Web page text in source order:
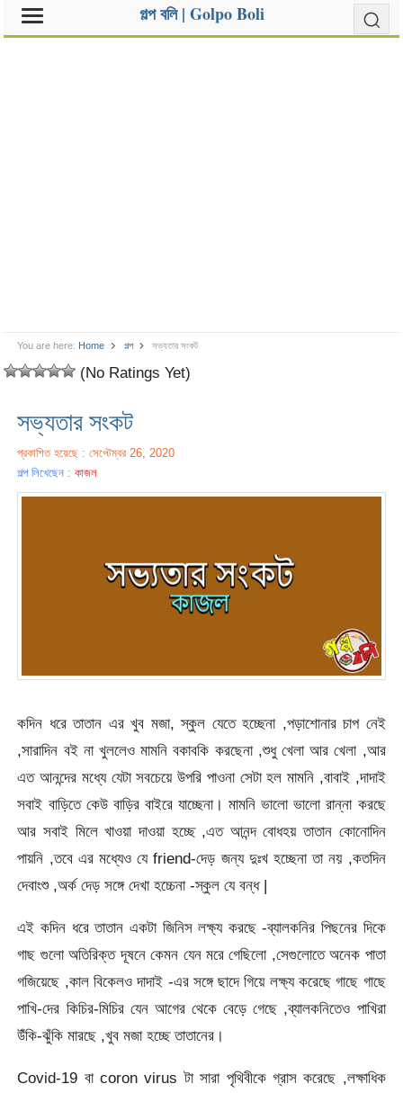
গল্প বলি | Golpo Boli
You are here: Home গল্প সভ্যতার সংকট
(No Ratings Yet)
সভ্যতার সংকট
প্রকাশিত হয়েছে : সেপ্টেম্বর 26, 2020
গল্প লিখেছেন :কাজল
কদিন ধরে তাতান এর খুব মজা, স্কুল যেতে হচ্ছেনা ,পড়াশোনার চাপ নেই
,সারাদিন বই না খুললেও মামনি বকাবকি করছেনা ,শুধু খেলা আর খেলা ,আর
এত আনন্দের মধ্যে যেটা সবচেয়ে উপরি পাওনা সেটা হল মামনি ,বাবাই ,দাদাই
সবাই বাড়িতে কেউ বাড়ির বাইরে যাচ্ছেনা। মামনি ভালো ভালো রান্না করছে
আর সবাই মিলে খাওয়া দাওয়া হচ্ছে ,এত আনন্দ বোধহয় তাতান কোনোদিন
পায়নি ,তবে এর মধ্যেও যে friend-দেড় জন্য দুঃখ হচ্ছেনা তা নয় ,কতদিন
দেবাংশু ,অর্ক দেড় সঙ্গে দেখা হচ্চেনা -স্কুল যে বন্ধ |
এই কদিন ধরে তাতান একটা জিনিস লক্ষ্য করছে -ব্যালকনির পিছনের দিকে
গাছ গুলো অতিরিক্ত দূষনে কেমন যেন মরে গেছিলো ,সেগুলোতে অনেক পাতা
গজিয়েছে ,কাল বিকেলও দাদাই -এর সঙ্গে ছাদে গিয়ে লক্ষ্য করেছে গাছে গাছে
পাখি-দের কিচির-মিচির যেন আগের থেকে বেড়ে গেছে ,ব্যালকনিতেও পাখিরা
উঁকি-ঝুঁকি মারছে ,খুব মজা হচ্ছে তাতানের।
Covid-19 বা coron virus টা সারা পৃথিবীকে গ্রাস করেছে ,লক্ষাধিক